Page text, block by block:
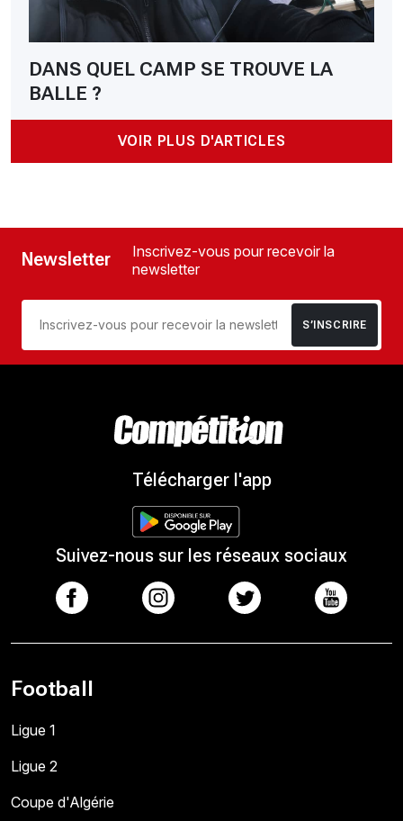
DANS QUEL CAMP SE TROUVE LA
BALLE ?
VOIR PLUS D'ARTICLES
Newsletter
Inscrivez-vous pour recevoir la
newsletter
S’INSCRIRE
Télécharger l'app
Suivez-nous sur les réseaux sociaux
Football
Ligue 1
Ligue 2
Coupe d'Algérie